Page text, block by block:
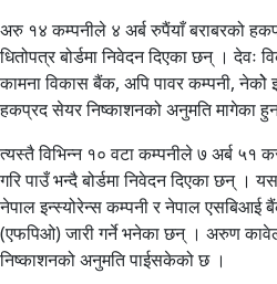
अरु १४ कम्पनीले ४ अर्ब रुपैंयाँ बराबरको
धितोपत्र बोर्डमा निवेदन दिएका छन् ।
कामना विकास बैंक, अपि पावर कम्पनी, नेकोे
हकप्रद सेयर निष्काशनको अनुमति मागेका
त्यस्तै विभिन्न १० वटा कम्पनीले ७ अर्ब ५१
गरि पाउँ भन्दै बोर्डमा निवेदन दिएका छन् ।
नेपाल इन्स्योरेन्स कम्पनी र नेपाल एसबिआई
(एफपिओ) जारी गर्ने भनेका छन् । अरुण
निष्काशनको अनुमति पाईसकेको छ ।